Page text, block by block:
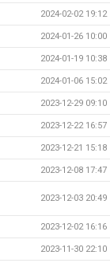
2024-02-02 19:12
2024-01-26 10:00
2024-01-19 10:38
2024-01-06 15:02
2023-12-29 09:10
2023-12-22 16:57
2023-12-21 15:18
2023-12-08 17:47
2023-12-03 20:49
2023-12-02 16:16
2023-11-30 22:10